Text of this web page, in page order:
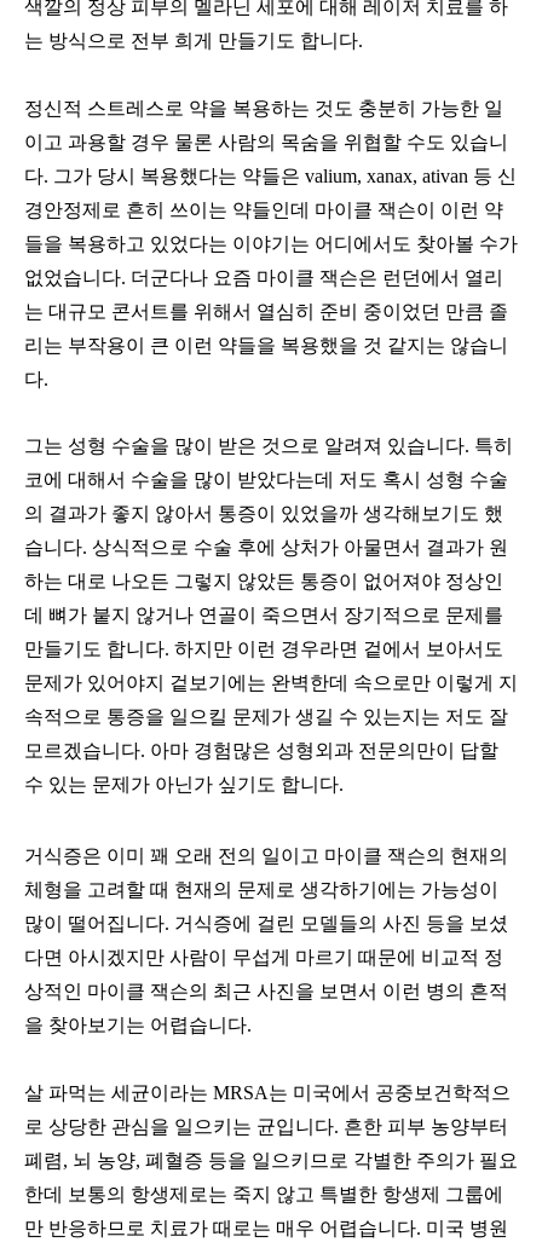
색깔의 정상 피부의 멜라닌 세포에 대해 레이저 치료를 하
는 방식으로 전부 희게 만들기도 합니다.
정신적 스트레스로 약을 복용하는 것도 충분히 가능한 일
이고 과용할 경우 물론 사람의 목숨을 위협할 수도 있습니
다. 그가 당시 복용했다는 약들은 valium, xanax, ativan 등 신
경안정제로 흔히 쓰이는 약들인데 마이클 잭슨이 이런 약
들을 복용하고 있었다는 이야기는 어디에서도 찾아볼 수가
없었습니다. 더군다나 요즘 마이클 잭슨은 런던에서 열리
는 대규모 콘서트를 위해서 열심히 준비 중이었던 만큼 졸
리는 부작용이 큰 이런 약들을 복용했을 것 같지는 않습니
다.
그는 성형 수술을 많이 받은 것으로 알려져 있습니다. 특히
코에 대해서 수술을 많이 받았다는데 저도 혹시 성형 수술
의 결과가 좋지 않아서 통증이 있었을까 생각해보기도 했
습니다. 상식적으로 수술 후에 상처가 아물면서 결과가 원
하는 대로 나오든 그렇지 않았든 통증이 없어져야 정상인
데 뼈가 붙지 않거나 연골이 죽으면서 장기적으로 문제를
만들기도 합니다. 하지만 이런 경우라면 겉에서 보아서도
문제가 있어야지 겉보기에는 완벽한데 속으로만 이렇게 지
속적으로 통증을 일으킬 문제가 생길 수 있는지는 저도 잘
모르겠습니다. 아마 경험많은 성형외과 전문의만이 답할
수 있는 문제가 아닌가 싶기도 합니다.
거식증은 이미 꽤 오래 전의 일이고 마이클 잭슨의 현재의
체형을 고려할 때 현재의 문제로 생각하기에는 가능성이
많이 떨어집니다. 거식증에 걸린 모델들의 사진 등을 보셨
다면 아시겠지만 사람이 무섭게 마르기 때문에 비교적 정
상적인 마이클 잭슨의 최근 사진을 보면서 이런 병의 흔적
을 찾아보기는 어렵습니다.
살 파먹는 세균이라는 MRSA는 미국에서 공중보건학적으
로 상당한 관심을 일으키는 균입니다. 흔한 피부 농양부터
폐렴, 뇌 농양, 폐혈증 등을 일으키므로 각별한 주의가 필요
한데 보통의 항생제로는 죽지 않고 특별한 항생제 그룹에
만 반응하므로 치료가 때로는 매우 어렵습니다. 미국 병원